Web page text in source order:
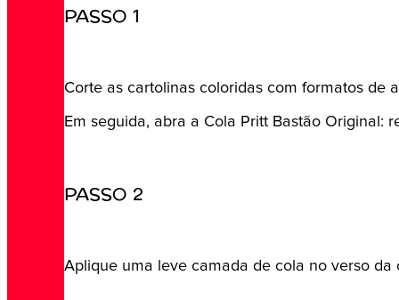
PASSO 1
Corte as cartolinas coloridas com formatos de
Em seguida, abra a Cola Pritt Bastão Original:
PASSO 2
Aplique uma leve camada de cola no verso da